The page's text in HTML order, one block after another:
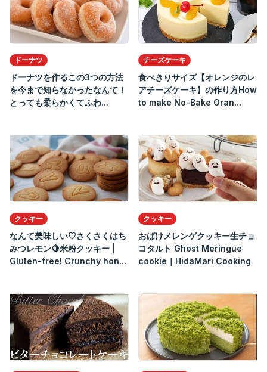
ドーナツ
ドーナツを作るこの3つの方法
を今まで知らなかったなんて！
とっても柔らかくてふわ...
チーズケーキ
食べきりサイズ【オレンジのレ
アチーズケーキ】の作り方How
to make No-Bake Oran...
クッキー
なんて美味しい♡さくさくはち
みつレモン🍋米粉クッキー |
Gluten-free! Crunchy hon...
クッキー
おばけメレンゲクッキー生チョ
コタルト Ghost Meringue
cookie｜HidaMari Cooking